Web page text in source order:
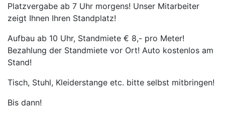
Platzvergabe ab 7 Uhr morgens! Unser Mitarbeiter
zeigt Ihnen Ihren Standplatz!
Aufbau ab 10 Uhr, Standmiete € 8,- pro Meter!
Bezahlung der Standmiete vor Ort! Auto kostenlos am
Stand!
Tisch, Stuhl, Kleiderstange etc. bitte selbst mitbringen!
Bis dann!